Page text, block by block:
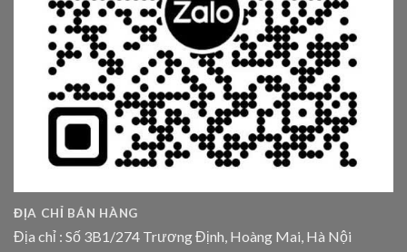
ĐỊA CHỈ BÁN HÀNG
Địa chỉ : Số 3B1/274 Trương Định, Hoàng Mai, Hà Nội